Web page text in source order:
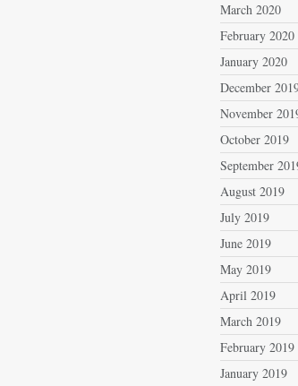
March 2020
February 2020
January 2020
December
November
October 2019
September
August 2019
July 2019
June 2019
May 2019
April 2019
March 2019
February 2019
January 2019